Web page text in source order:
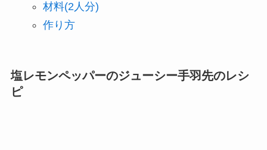
材料(2人分)
作り方
塩レモンペッパーのジューシー手羽先のレシ
ピ